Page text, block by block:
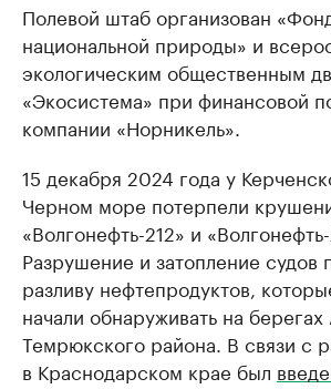
Полевой штаб организован
национальной природы» и
экологическим общественным
«Экосистема» при финансовой
компании «Норникель».
15 декабря 2024 года у
Черном море потерпели
«Волгонефть-212» и
Разрушение и затопление судов
разливу нефтепродуктов,
начали обнаруживать на
Темрюкского района. В связи с
в Краснодарском крае был